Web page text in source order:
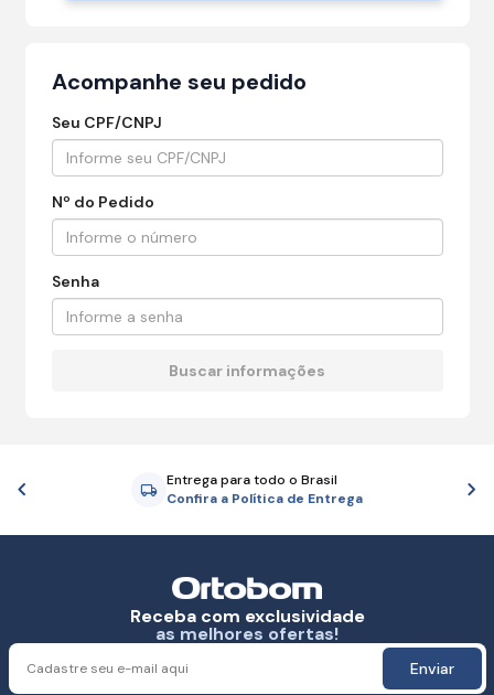
Acompanhe seu pedido
Seu CPF/CNPJ
Nº do Pedido
Senha
Entrega para todo o Brasil
Confira a Política de Entrega
Anterior
Receba com exclusividade
as melhores ofertas!
Enviar